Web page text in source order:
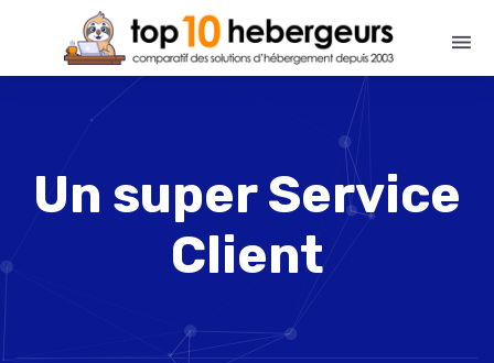
Un super Service
Client